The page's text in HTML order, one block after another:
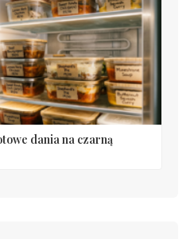
dania na czarną